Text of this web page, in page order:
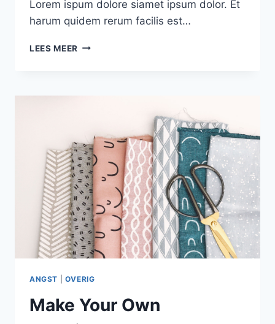
Lorem ispum dolore siamet ipsum dolor. Et
harum quidem rerum facilis est…
LEES MEER QUICK
ANGST OVERIG
Make Your Own